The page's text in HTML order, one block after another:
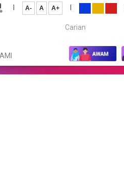
| A- A A+ |
Carian...